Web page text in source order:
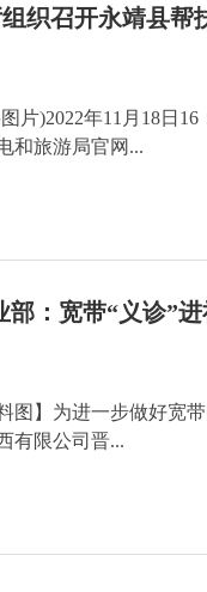
织召开永靖县帮
片)2022年11月18日
和旅游局官网...
：宽带“义诊”
料图】为进一步做好宽
有限公司晋...